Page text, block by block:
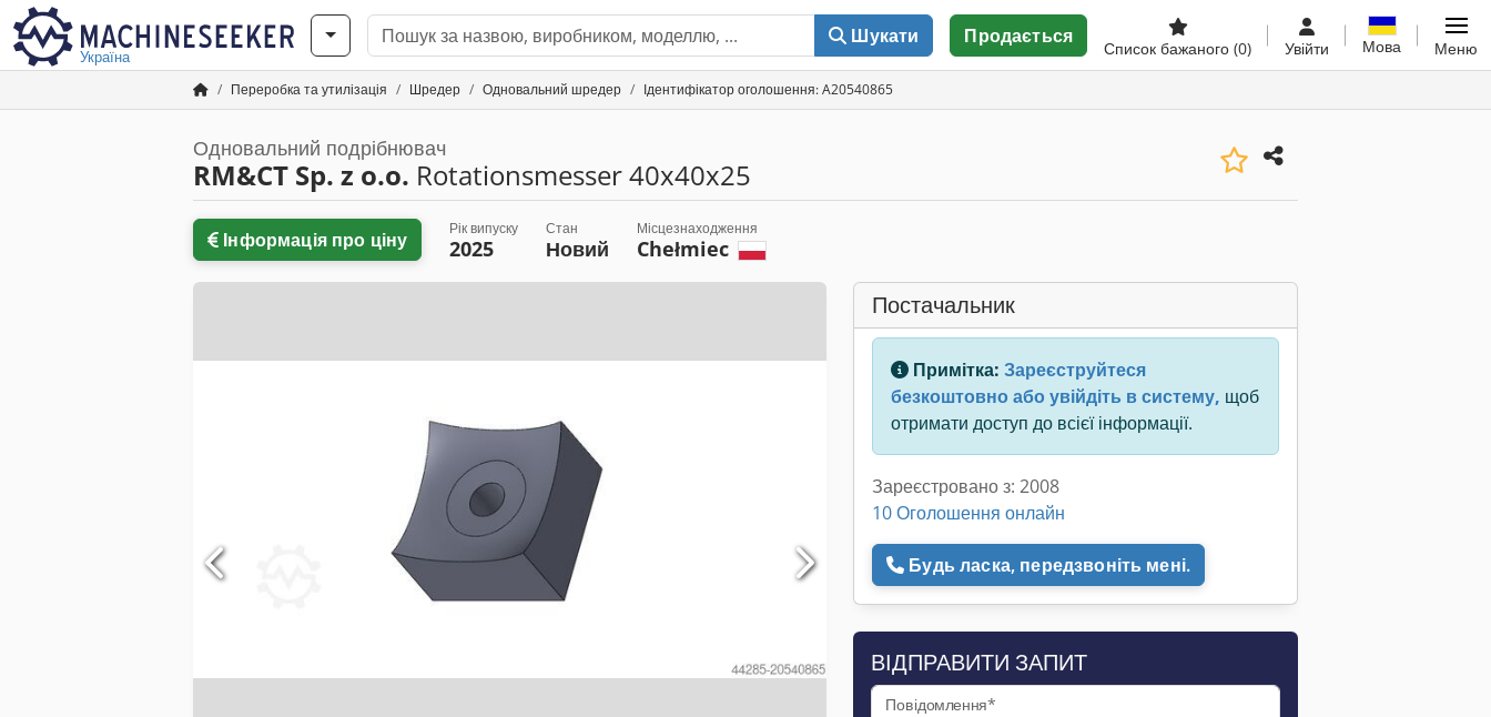
Україна
Шукати Продається
Список бажаного (0) Увійти Мова Меню
Переробка та утилізація Шредер Одновальний шредер Ідентифікатор оголошення: A20540865
Одновальний подрібнювач
RM&CT Sp. z o.o. Rotationsmesser 40x40x25
Інформація про ціну Рік випуску
2025
Стан
Новий
Місцезнаходження
Chełmiec
Постачальник
Примітка: Зареєструйтеся
безкоштовно або увійдіть в систему, щоб
отримати доступ до всієї інформації.
Зареєстровано з: 2008
10 Оголошення онлайн
Будь ласка, передзвоніть мені.
ВІДПРАВИТИ ЗАПИТ
Повідомлення*